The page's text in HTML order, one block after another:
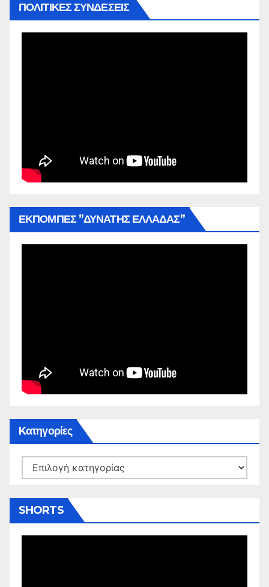
ΠΟΛΙΤΙΚΕΣ ΣΥΝΔΕΣΕΙΣ
ΕΚΠΟΜΠΕΣ ”ΔΥΝΑΤΗΣ ΕΛΛΑΔΑΣ”
Kατηγορίες
Kατηγορίες
SHORTS